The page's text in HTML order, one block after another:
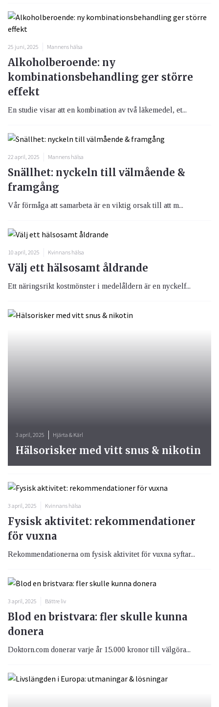
25 juni, 2025 Mannens hälsa
Alkoholberoende: ny
kombinationsbehandling ger större
effekt
En studie visar att en kombination av två läkemedel, et...
22 april, 2025 Mannens hälsa
Snällhet: nyckeln till välmående &
framgång
Vår förmåga att samarbeta är en viktig orsak till att m...
10 april, 2025 Kvinnans hälsa
Välj ett hälsosamt åldrande
Ett näringsrikt kostmönster i medelåldern är en nyckelf...
3 april, 2025 Kvinnans hälsa
Fysisk aktivitet: rekommendationer
för vuxna
Rekommendationerna om fysisk aktivitet för vuxna syftar...
3 april, 2025 Bättre liv
Blod en bristvara: fler skulle kunna
donera
Doktorn.com donerar varje år 15.000 kronor till välgöra...
3 april, 2025 Hjärta & Kärl
Hälsorisker med vitt snus & nikotin